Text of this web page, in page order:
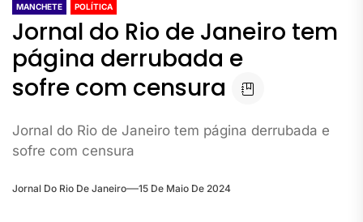
MANCHETE POLÍTICA
Jornal do Rio de Janeiro tem
página derrubada e
sofre com censura
Jornal do Rio de Janeiro tem página derrubada e
sofre com censura
Jornal Do Rio De Janeiro 15 De Maio De 2024